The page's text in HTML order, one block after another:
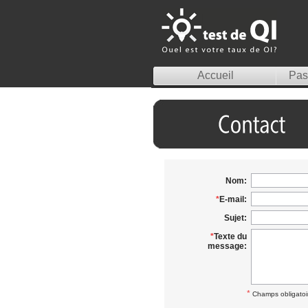
Accueil
Nom:
*E-mail :
Sujet:
*Texte du
message:
* Champs